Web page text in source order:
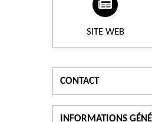
➜ Excursion
➜ Départ de l'Office
➜ Enfants à partir de
​➜ Les animaux sont
Réservations auprès
SITE WEB
CONTACT
Pour s'informer
INFORMATIONS